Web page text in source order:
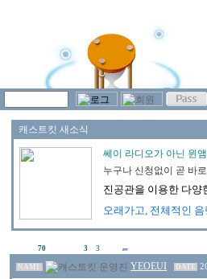
70 3 3
NAME YEOEUI DATE